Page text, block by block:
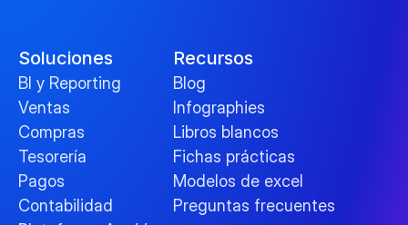
Soluciones
BI y Reporting
Ventas
Compras
Tesorería
Pagos
Contabilidad
Recursos
Blog
Infographies
Libros blancos
Fichas prácticas
Modelos de excel
Preguntas frecuentes